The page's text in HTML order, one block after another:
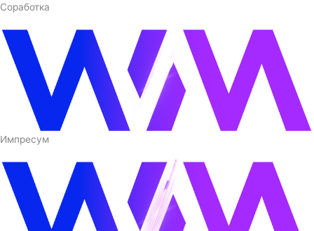
Соработка
Импресум